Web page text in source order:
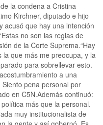
la condena a Cristina
Kirchner, diputado e hijo
acusó que hay una intención
no son las reglas de
de la Corte Suprema.“Hay
que más me preocupa, y la
para sobrellevar esto.
a una
pena personal por
en C5N.Además continuó:
más que la personal.
muy institucionalista de